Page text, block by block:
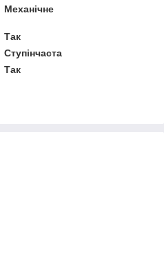
Механічне
Так
Ступінчаста
Так